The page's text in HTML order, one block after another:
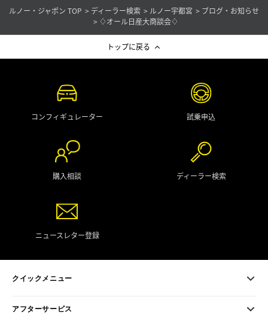
ルノー・ジャポン TOP ディーラー検索 ルノー宇都宮
ブログ・お知らせ
♢オール日産大商談会♢
トップに戻る
コンフィギュレーター 試乗申込
購入相談 ディーラー検索
ニュースレター登録
クイックメニュー
アフターサービス